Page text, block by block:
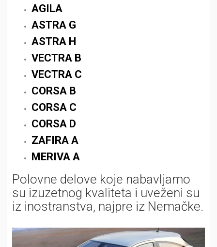
AGILA
ASTRA G
ASTRA H
VECTRA B
VECTRA C
CORSA B
CORSA C
CORSA D
ZAFIRA A
MERIVA A
Polovne delove koje nabavljamo
su izuzetnog kvaliteta i uveženi su
iz inostranstva, najpre iz Nemačke.